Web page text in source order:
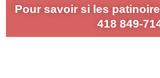
Pour savoir si les
418 849-